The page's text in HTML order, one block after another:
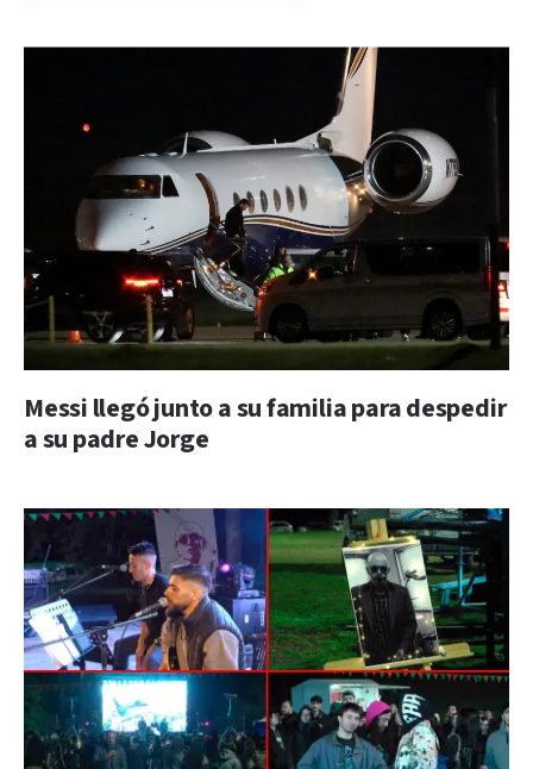
Messi llegó junto a su familia para despedir
a su padre Jorge